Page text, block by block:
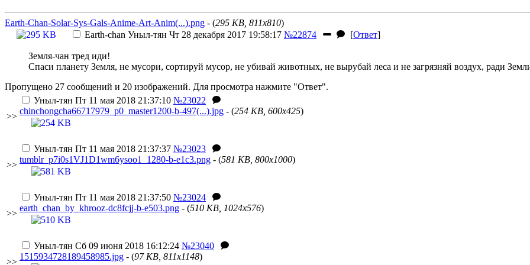
Earth-Chan-Solar-Sys-Gals-Anime-Art-Anim(...).png - (295 KB, 811x810)
Earth-chan Уныл-тян Чт 28 декабря 2017 19:58:17 №22874 [Ответ]
Земля-чан тред иди!
Спаси планету Земля, не мусори, сортируй мусор, не убивай животных, не вырубай леса и не загрязняй воздух, ради
Пропущено 27 сообщений и 20 изображений. Для просмотра нажмите "Ответ".
>>
Уныл-тян Пт 11 мая 2018 21:37:10 №23022
chinchongcha66717979_p0_master1200-b-497(...).jpg - (254 KB, 600x425)
>>
Уныл-тян Пт 11 мая 2018 21:37:37 №23023
tumblr_p7i0s1VJ1D1wm6ysoo1_1280-b-e1c3.png - (581 KB, 800x1000)
>>
Уныл-тян Пт 11 мая 2018 21:37:50 №23024
earth_chan_by_khrooz-dc8fcjj-b-e503.png - (510 KB, 1024x576)
>>
Уныл-тян Сб 09 июня 2018 16:12:24 №23040
1515934728189458985.jpg - (97 KB, 811x1148)